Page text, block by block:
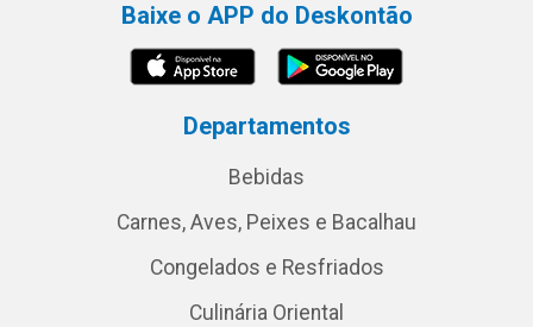
Baixe o APP do Deskontão
Departamentos
Bebidas
Carnes, Aves, Peixes e Bacalhau
Congelados e Resfriados
Culinária Oriental